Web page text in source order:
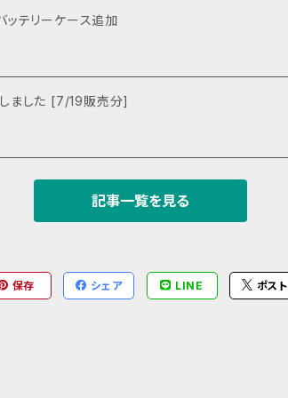
テリーケース追加
ました [7/19販売分]
記事一覧を見る
保存 シェア LINE ポスト